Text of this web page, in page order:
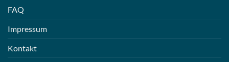
FAQ
Impressum
Kontakt